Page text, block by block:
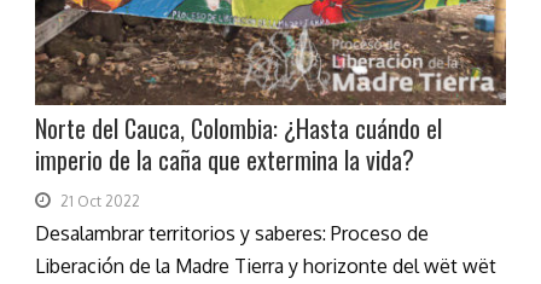
Norte del Cauca, Colombia: ¿Hasta cuándo el
imperio de la caña que extermina la vida?
21 Oct 2022
Desalambrar territorios y saberes: Proceso de
Liberación de la Madre Tierra y horizonte del wët wët